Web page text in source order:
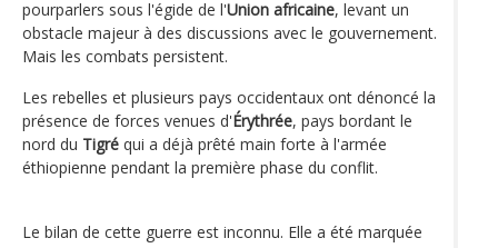
pourparlers sous l'égide de l'Union africaine, levant un
obstacle majeur à des discussions avec le gouvernement.
Mais les combats persistent.
Les rebelles et plusieurs pays occidentaux ont dénoncé la
présence de forces venues d'Érythrée, pays bordant le
nord du Tigré qui a déjà prêté main forte à l'armée
éthiopienne pendant la première phase du conflit.
Le bilan de cette guerre est inconnu. Elle a été marquée